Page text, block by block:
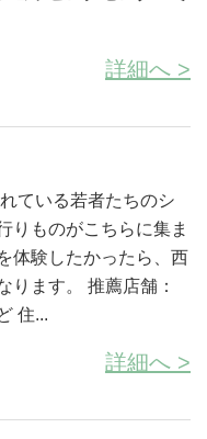
詳細へ >
ている若者たちのシ
りものがこちらに集ま
体験したかったら、西
ります。 推薦店舗：
住...
詳細へ >